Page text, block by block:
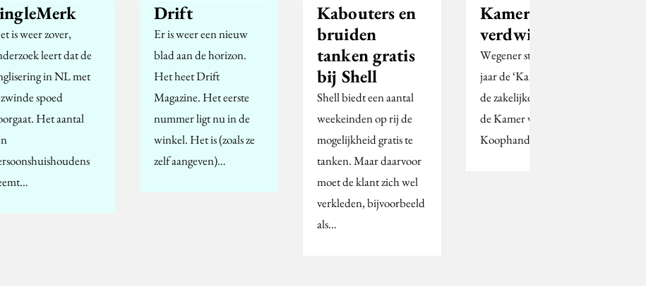
is weer zover,
leert dat de
in NL met
spoed
Het aantal
Drift
Er is weer een nieuw
blad aan de horizon.
Het heet Drift
Magazine. Het eerste
nummer ligt nu in de
winkel. Het is (zoals ze
zelf aangeven)…
Kabouters en
bruiden
tanken gratis
bij Shell
Shell biedt een aantal
weekeinden op rij de
mogelijkheid gratis te
tanken. Maar daarvoor
moet de klant zich wel
verkleden, bijvoorbeeld
als…
Kamerkrant
verdwijnt
Wegener staakt later dit
jaar de ‘Kamerkrant’,
de zakelijke uitgave van
de Kamer van
Koophandel.